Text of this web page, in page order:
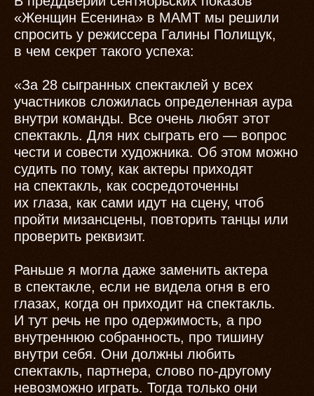
«Женщин Есенина» в МАМТ мы решили
спросить у режиссера Галины Полищук,
в чем секрет такого успеха:
«За 28 сыгранных спектаклей у всех
участников сложилась определенная аура
внутри команды. Все очень любят этот
спектакль. Для них сыграть его — вопрос
чести и совести художника. Об этом можно
судить по тому, как актеры приходят
на спектакль, как сосредоточенны
их глаза, как сами идут на сцену, чтоб
пройти мизансцены, повторить танцы или
проверить реквизит.
Раньше я могла даже заменить актера
в спектакле, если не видела огня в его
глазах, когда он приходит на спектакль.
И тут речь не про одержимость, а про
внутреннюю собранность, про тишину
внутри себя. Они должны любить
спектакль, партнера, слово по-другому
невозможно играть. Тогда только они